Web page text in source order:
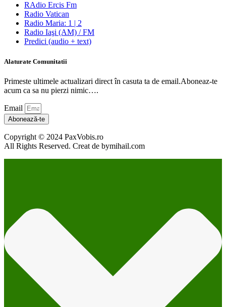
RAdio Ercis Fm
Radio Vatican
Radio Maria: 1 | 2
Radio Iaşi (AM) / FM
Predici (audio + text)
Alaturate Comunitatii
Primeste ultimele actualizari direct în casuta ta de email.Aboneaz-te
acum ca sa nu pierzi nimic….
Email
Abonează-te
Copyright © 2024 PaxVobis.ro
All Rights Reserved. Creat de bymihail.com